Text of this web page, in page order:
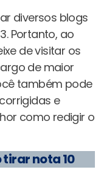
diversos blogs
Portanto, ao
de visitar os
de maior
também pode
e
como redigir o
tirar nota 10